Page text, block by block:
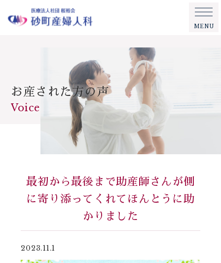
MENU
お産された方の声
Voice
最初から最後まで助産師さんが側
に寄り添ってくれてほんとうに助
かりました
2023.11.1